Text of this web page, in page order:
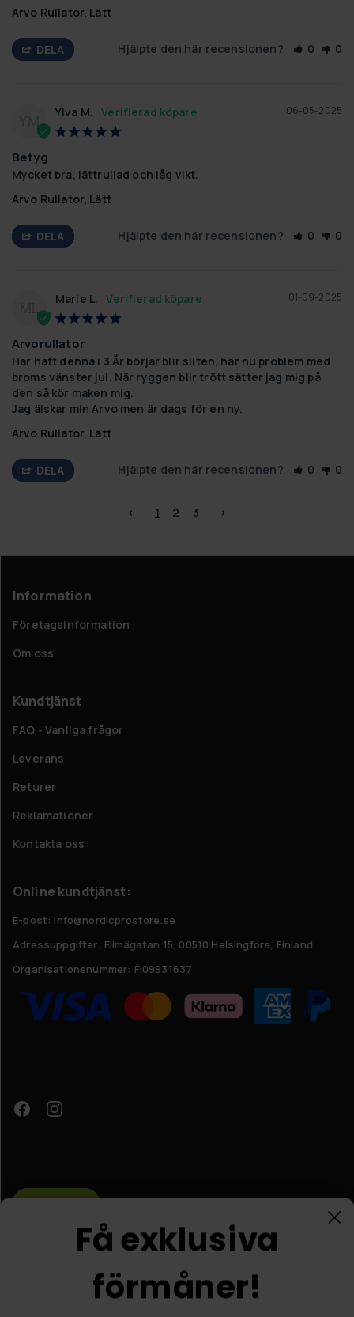
Arvo Rullator, Lätt
DELA Hjälpte den här recensionen? 0 0
YM
06-05-2025
Ylva M.
Betyg
Mycket bra, lättrullad och låg vikt.
Arvo Rullator, Lätt
DELA Hjälpte den här recensionen? 0 0
ML
01-09-2025
Marie L.
Arvorullator
Har haft denna i 3 År börjar blir sliten, har nu problem med
broms vänster jul. När ryggen blir trött sätter jag mig på
den så kör maken mig.
Jag älskar min Arvo men är dags för en ny.
Arvo Rullator, Lätt
DELA Hjälpte den här recensionen? 0 0
< 1 2 3 >
Information
Företagsinformation
Om oss
Kundtjänst
FAQ - Vanliga frågor
Leverans
Returer
Reklamationer
Kontakta oss
Online kundtjänst:
E-post: info@nordicprostore.se
Adressuppgifter: Elimägatan 15, 00510 Helsingfors, Finland
Organisationsnummer: FI09931637
Kundtjänst
© Nordic Prostore 2026
Integritetspolicy
förmåner!
Jag är intresserad